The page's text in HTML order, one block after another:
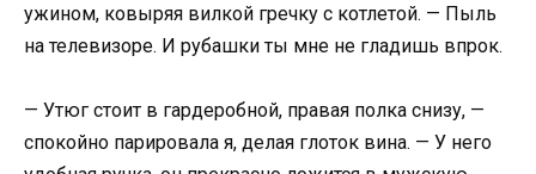
ужином, ковыряя вилкой гречку с котлетой. — Пыль
на телевизоре. И рубашки ты мне не гладишь впрок.
— Утюг стоит в гардеробной, правая полка снизу, —
спокойно парировала я, делая глоток вина. — У него